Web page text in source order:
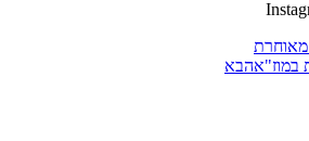
במוז"אהבא